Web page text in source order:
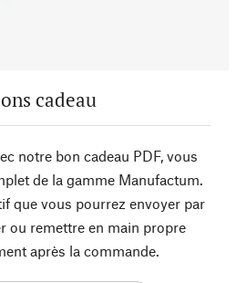
cadeau
notre bon cadeau PDF, vous
de la gamme Manufactum.
que vous pourrez envoyer par
ou remettre en main propre
après la commande.